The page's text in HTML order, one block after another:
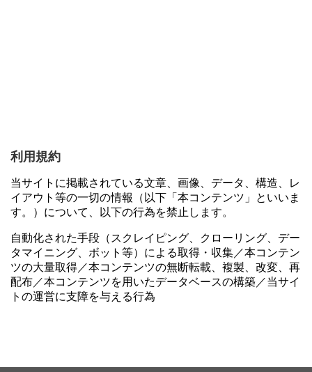
利用規約
当サイトに掲載されている文章、画像、データ、構造、レ
イアウト等の一切の情報（以下「本コンテンツ」といいま
す。）について、以下の行為を禁止します。
自動化された手段（スクレイピング、クローリング、デー
タマイニング、ボット等）による取得・収集／本コンテン
ツの大量取得／本コンテンツの無断転載、複製、改変、再
配布／本コンテンツを用いたデータベースの構築／当サイ
トの運営に支障を与える行為